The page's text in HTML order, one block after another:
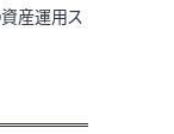
産運用ス